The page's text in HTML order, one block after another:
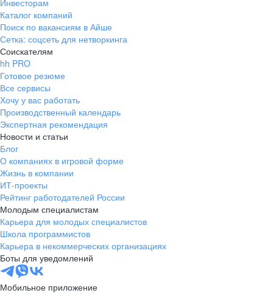
ул. Янковского, д. 169, 7 этаж,
706 каб.
+7 861 205-55-57
pr@krd.hh.ru
Владивосток
пер. Ланинский д. 4, офис 3.4
+7 423 202-33-28
pr@dv.hh.ru
Новосибирск
ул. Большевистская, д. 35,
помещение 21
+7 383 207-94-64
pr@nsk.hh.ru
Минск
пр-т Дзержинского, д. 57,
10 этаж, помещение 45-1
Инвесторам
Каталог компаний
Поиск по вакансиям в Айше
Сетка: соцсеть для нетворкинга
Соискателям
hh PRO
Готовое резюме
Все сервисы
Хочу у вас работать
Производственный календарь
Экспертная рекомендация
Новости и статьи
Блог
О компаниях в игровой форме
Жизнь в компании
ИТ-проекты
Рейтинг работодателей России
Молодым специалистам
Карьера для молодых специалистов
Школа программистов
Карьера в некоммерческих организациях
Боты для уведомлений
Мобильное приложение